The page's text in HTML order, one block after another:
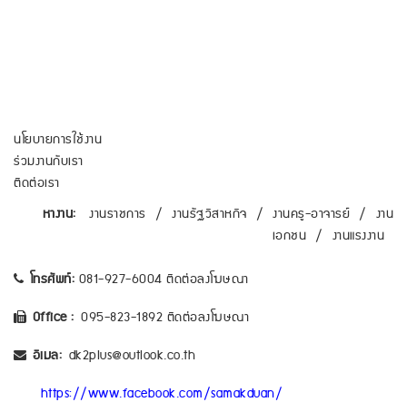
นโยบายการใช้งาน
ร่วมงานกับเรา
ติดต่อเรา
หางาน:
งานราชการ / งานรัฐวิสาหกิจ / งานครู-อาจารย์ / งาน
เอกชน / งานแรงงาน
โทรศัพท์: 081-927-6004 ติดต่อลงโฆษณา
Office : 095-823-1892 ติดต่อลงโฆษณา
อีเมล: dk2plus@outlook.co.th
https://www.facebook.com/samakduan/